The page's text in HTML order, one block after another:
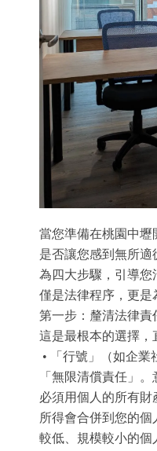
當您準備在桃園中壢
是否讓您感到無所
為四大步驟，引導您
僅是法律程序，更是
第一步：釐清法律責
這是最根本的選擇，
• 「行號」（如企
「無限清償責任」
必須用個人的所有財
所得會合併到您的
較低、規模較小的個